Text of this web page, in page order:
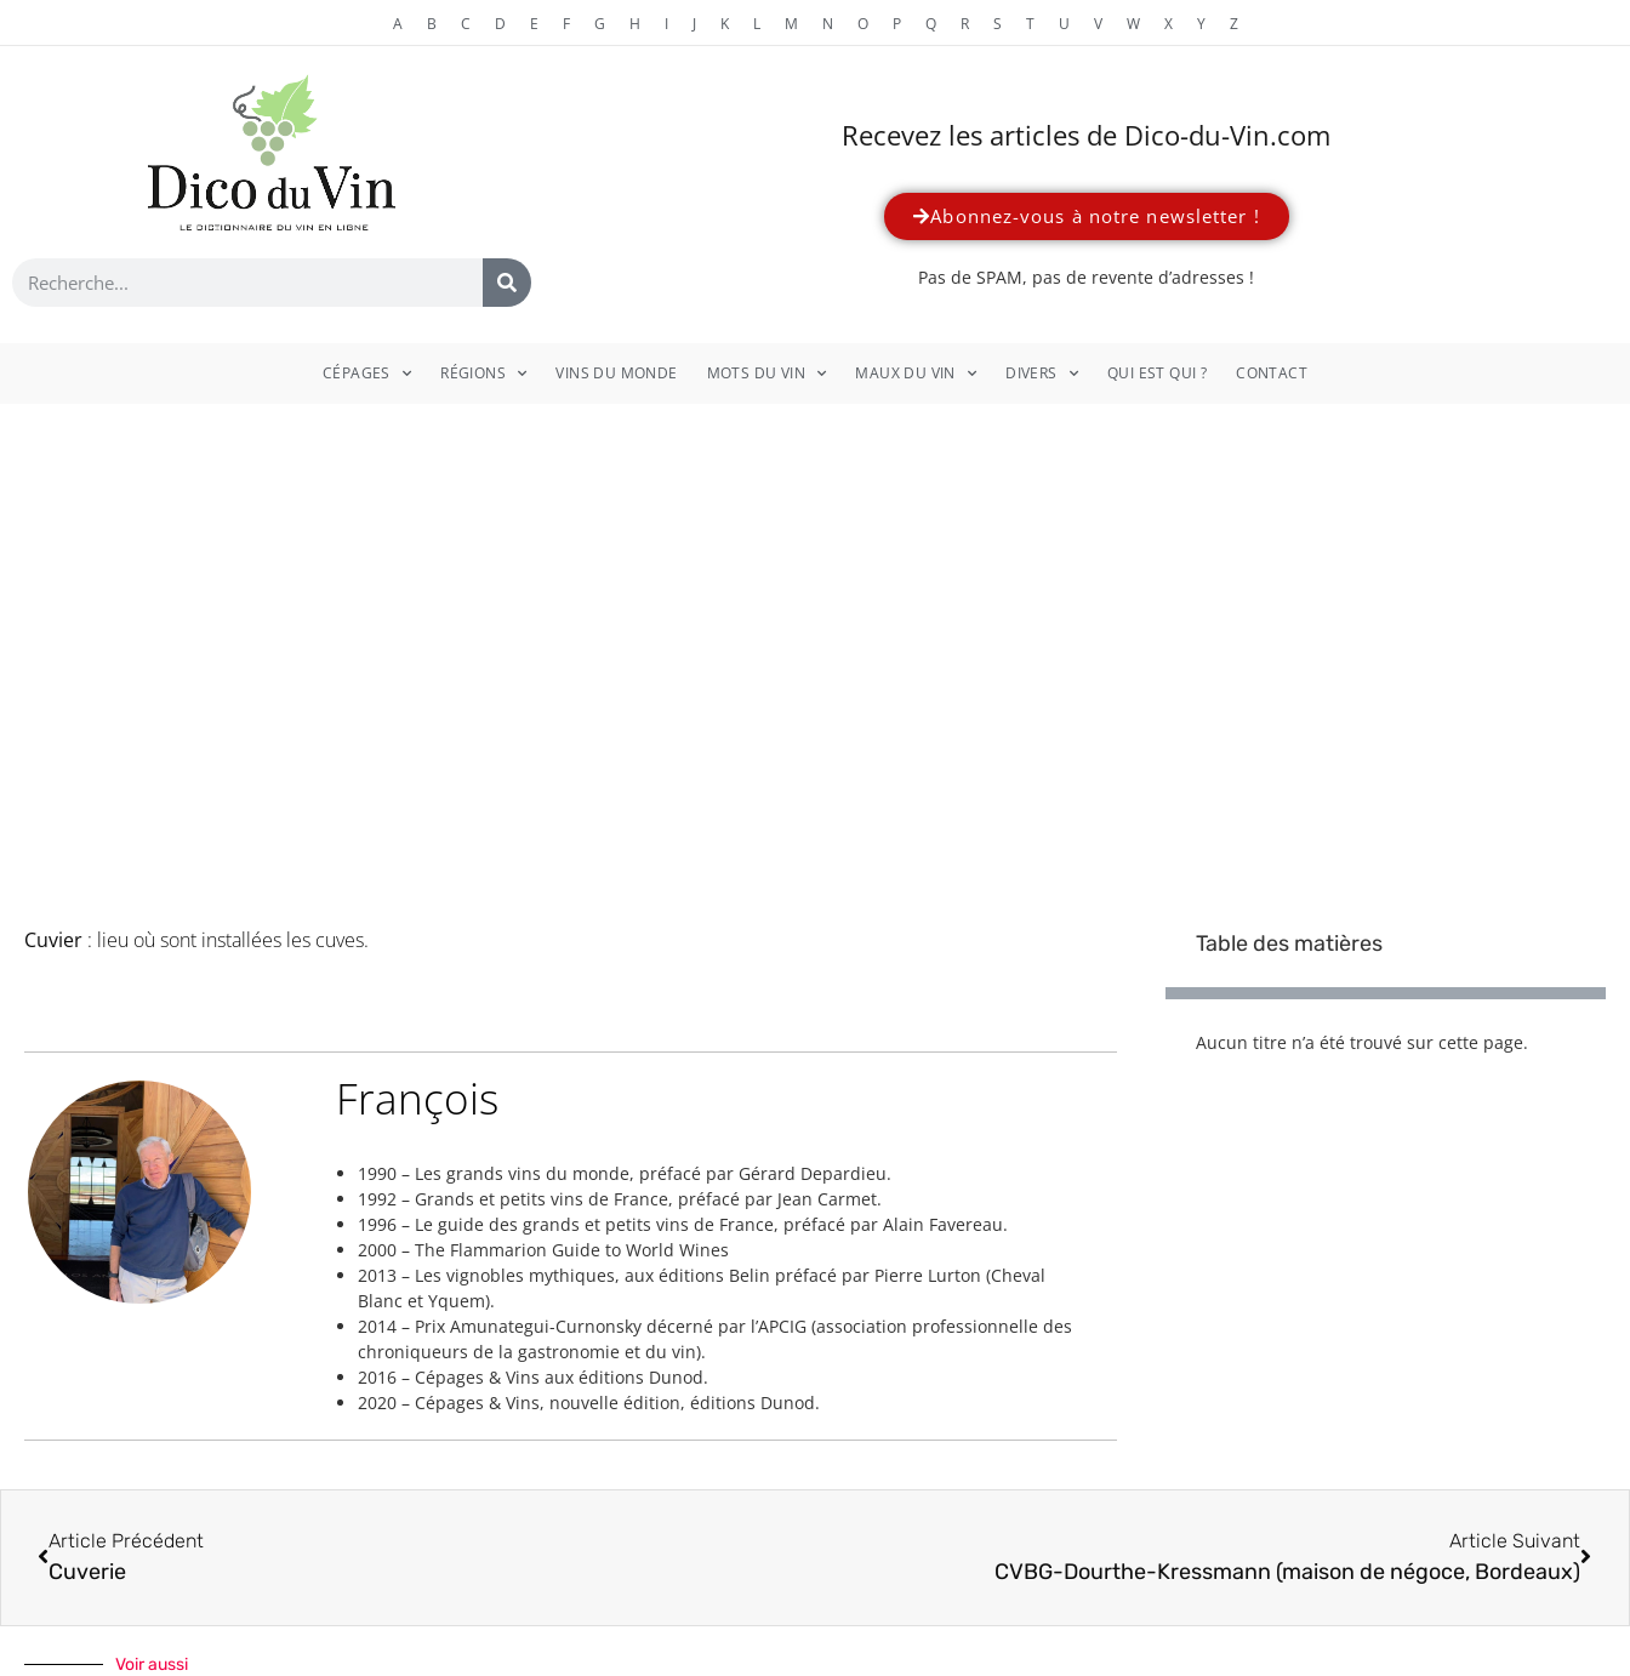
A B C D E F G H I J K L M N O P Q R S T U V W X Y Z
Recevez les articles de Dico-du-Vin.com
Abonnez-vous à notre newsletter !
Pas de SPAM, pas de revente d’adresses !
CÉPAGES RÉGIONS VINS DU MONDE MOTS DU VIN MAUX DU VIN DIVERS QUI EST QUI ? CONTACT
Cuvier : lieu où sont installées les cuves.
François
1990 – Les grands vins du monde, préfacé par Gérard Depardieu.
1992 – Grands et petits vins de France, préfacé par Jean Carmet.
1996 – Le guide des grands et petits vins de France, préfacé par Alain Favereau.
2000 – The Flammarion Guide to World Wines
2013 – Les vignobles mythiques, aux éditions Belin préfacé par Pierre Lurton (Cheval
Blanc et Yquem).
2014 – Prix Amunategui-Curnonsky décerné par l’APCIG (association professionnelle des
chroniqueurs de la gastronomie et du vin).
2016 – Cépages & Vins aux éditions Dunod.
2020 – Cépages & Vins, nouvelle édition, éditions Dunod.
Table des matières
Aucun titre n’a été trouvé sur cette page.
Article Précédent
Cuverie
Article Suivant
CVBG-Dourthe-Kressmann (maison de négoce, Bordeaux)
Voir aussi